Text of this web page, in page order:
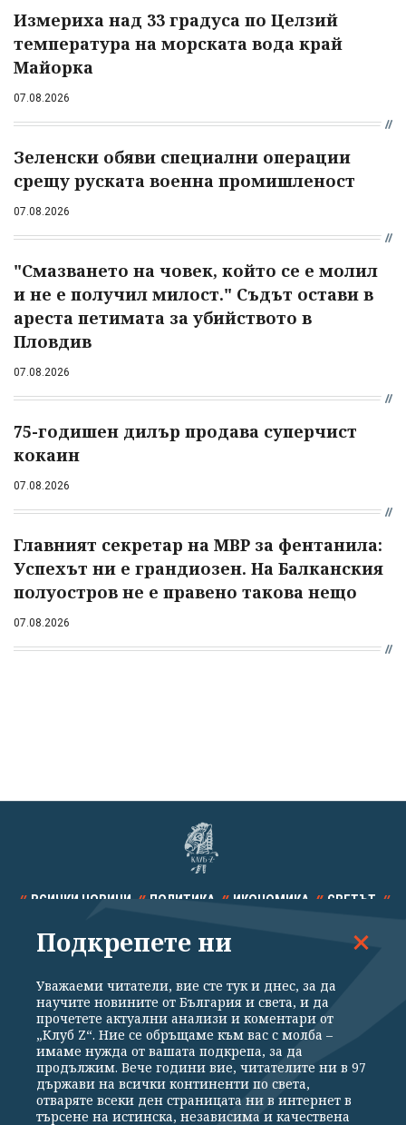
Измериха над 33 градуса по Целзий
температура на морската вода край
Майорка
07.08.2026
Зеленски обяви специални операции
срещу руската военна промишленост
07.08.2026
"Смазването на човек, който се е молил
и не е получил милост." Съдът остави в
ареста петимата за убийството в
Пловдив
07.08.2026
75-годишен дилър продава суперчист
кокаин
07.08.2026
Главният секретар на МВР за фентанила:
Успехът ни е грандиозен. На Балканския
полуостров не е правено такова нещо
07.08.2026
ВСИЧКИ НОВИНИ ПОЛИТИКА ИКОНОМИКА СВЕТЪТ
СПОРТ КУЛТУРА ТЕХНОЛОГИИ КАЛЕЙДОСКОП
Общи условия
Политика за поверителност
Реклама
Партньори Контакти
За Клуб Z
Подкрепете ни
Уважаеми читатели, вие сте тук и днес, за да
научите новините от България и света, и да
прочетете актуални анализи и коментари от
„Клуб Z“. Ние се обръщаме към вас с молба –
имаме нужда от вашата подкрепа, за да
продължим. Вече години вие, читателите ни в 97
държави на всички континенти по света,
отваряте всеки ден страницата ни в интернет в
търсене на истинска, независима и качествена